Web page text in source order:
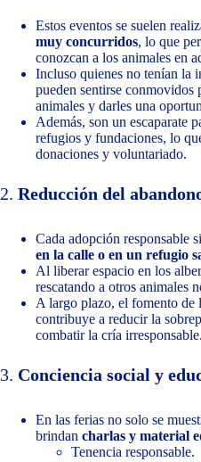
Estos eventos se suelen
muy concurridos, lo que
conozcan a los animales en
Incluso quienes no tenían la
pueden sentirse conmovidos
animales y darles una
Además, son un escaparate
refugios y fundaciones, lo
donaciones y voluntariado.
2. Reducción del
Cada adopción responsable
en la calle o en un refugio
Al liberar espacio en los
rescatando a otros animales
A largo plazo, el fomento de
contribuye a reducir la
combatir la cría irresponsable.
3. Conciencia social y
En las ferias no solo se
brindan charlas y material
Tenencia responsable.